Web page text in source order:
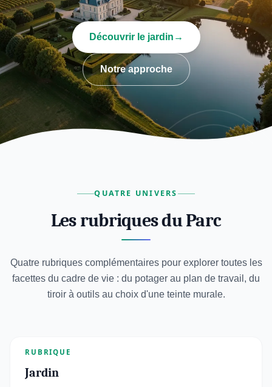
Découvrir le jardin →
Notre approche
QUATRE UNIVERS
Les rubriques du Parc
Quatre rubriques complémentaires pour explorer toutes les
facettes du cadre de vie : du potager au plan de travail, du
tiroir à outils au choix d'une teinte murale.
RUBRIQUE
Jardin